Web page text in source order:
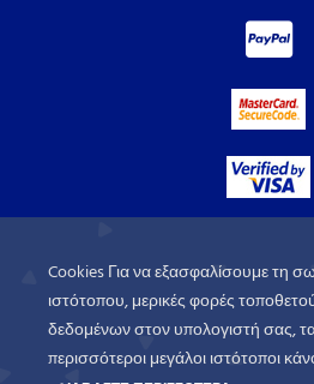
Cookies Για να εξασφαλίσουμε τη
ιστότοπου, μερικές φορές
δεδομένων στον υπολογιστή σας,
περισσότεροι μεγάλοι ιστότοποι